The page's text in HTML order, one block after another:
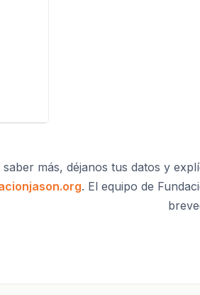
saber más, déjanos tus datos y
. El equipo de